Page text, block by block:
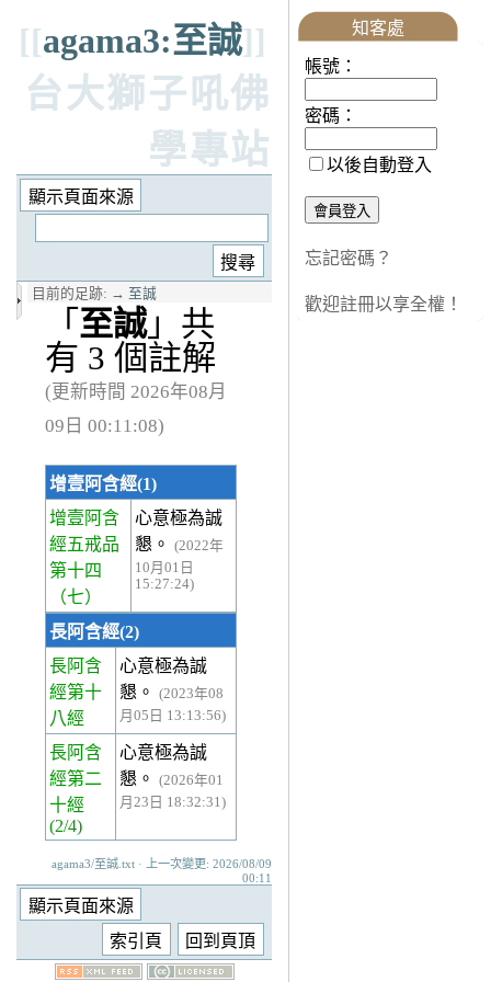
[[agama3:至誠]]
台大獅子吼佛
學專站
目前的足跡: → 至誠
「 至誠」共
有 3 個註解
(更新時間 2026年08月
09日 00:11:08)
增壹阿含經(1)
增壹阿含
經五戒品
第十四
（七）
心意極為誠
懇。
(2022年
10月01日
15:27:24)
長阿含經(2)
長阿含
經第十
八經
心意極為誠
懇。
(2023年08
月05日 13:13:56)
長阿含
經第二
十經
(2/4)
心意極為誠
懇。
(2026年01
月23日 18:32:31)
agama3/至誠.txt · 上一次變更: 2026/08/09
00:11
知客處
帳號：
密碼：
以後自動登入
忘記密碼？
歡迎註冊以享全權！